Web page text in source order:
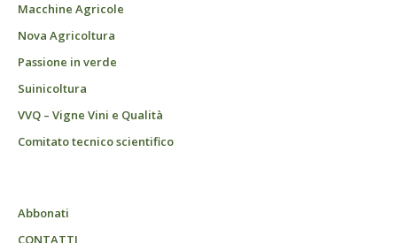
Macchine Agricole
Nova Agricoltura
Passione in verde
Suinicoltura
VVQ – Vigne Vini e Qualità
Comitato tecnico scientifico
Abbonati
CONTATTI